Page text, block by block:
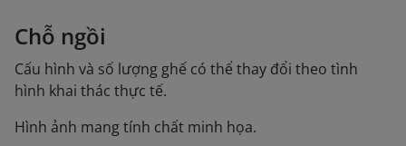
Chỗ ngồi
Cấu hình và số lượng ghế có thể thay đổi theo tình
hình khai thác thực tế.
Hình ảnh mang tính chất minh họa.